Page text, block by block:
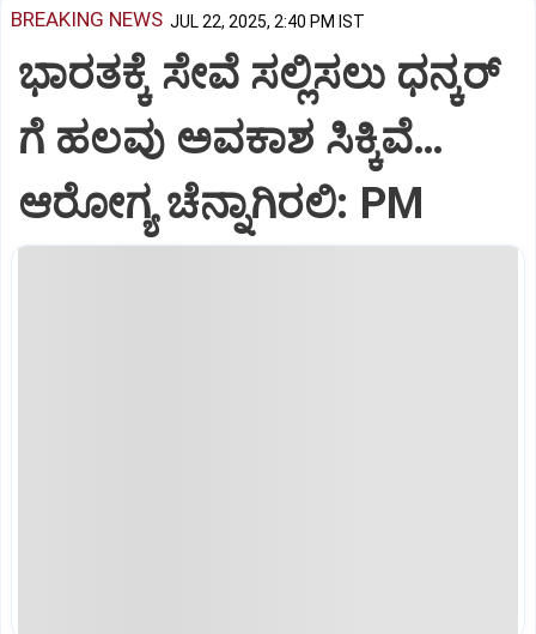
BREAKING NEWS JUL 22, 2025, 2:40 PM IST
ಭಾರತಕ್ಕೆ ಸೇವೆ ಸಲ್ಲಿಸಲು ಧನ್ಕರ್‌
ಗೆ ಹಲವು ಅವಕಾಶ ಸಿಕ್ಕಿವೆ…
ಆರೋಗ್ಯ ಚೆನ್ನಾಗಿರಲಿ: PM